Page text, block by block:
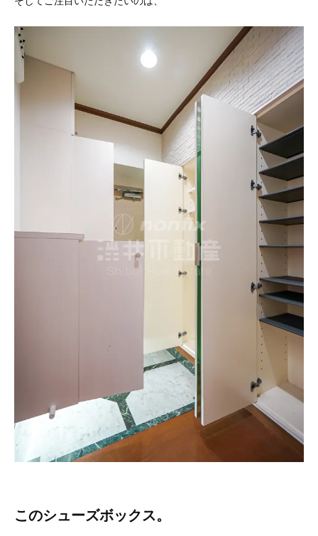
このシューズボックス。